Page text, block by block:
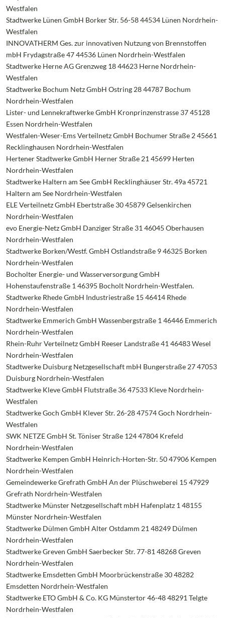
Westfalen
Stadtwerke Lünen GmbH Borker Str. 56-58 44534 Lünen Nordrhein-
Westfalen
INNOVATHERM Ges. zur innovativen Nutzung von Brennstoffen
mbH Frydagstraße 47 44536 Lünen Nordrhein-Westfalen
Stadtwerke Herne AG Grenzweg 18 44623 Herne Nordrhein-
Westfalen
Stadtwerke Bochum Netz GmbH Ostring 28 44787 Bochum
Nordrhein-Westfalen
Lister- und Lennekraftwerke GmbH Kronprinzenstrasse 37 45128
Essen Nordrhein-Westfalen
Westfalen-Weser-Ems Verteilnetz GmbH Bochumer Straße 2 45661
Recklinghausen Nordrhein-Westfalen
Hertener Stadtwerke GmbH Herner Straße 21 45699 Herten
Nordrhein-Westfalen
Stadtwerke Haltern am See GmbH Recklinghäuser Str. 49a 45721
Haltern am See Nordrhein-Westfalen
ELE Verteilnetz GmbH Ebertstraße 30 45879 Gelsenkirchen
Nordrhein-Westfalen
evo Energie-Netz GmbH Danziger Straße 31 46045 Oberhausen
Nordrhein-Westfalen
Stadtwerke Borken/Westf. GmbH Ostlandstraße 9 46325 Borken
Nordrhein-Westfalen
Bocholter Energie- und Wasserversorgung GmbH
Hohenstaufenstraße 1 46395 Bocholt Nordrhein-Westfalen.
Stadtwerke Rhede GmbH Industriestraße 15 46414 Rhede
Nordrhein-Westfalen
Stadtwerke Emmerich GmbH Wassenbergstraße 1 46446 Emmerich
Nordrhein-Westfalen
Rhein-Ruhr Verteilnetz GmbH Reeser Landstraße 41 46483 Wesel
Nordrhein-Westfalen
Stadtwerke Duisburg Netzgesellschaft mbH Bungerstraße 27 47053
Duisburg Nordrhein-Westfalen
Stadtwerke Kleve GmbH Flutstraße 36 47533 Kleve Nordrhein-
Westfalen
Stadtwerke Goch GmbH Klever Str. 26-28 47574 Goch Nordrhein-
Westfalen
SWK NETZE GmbH St. Töniser Straße 124 47804 Krefeld
Nordrhein-Westfalen
Stadtwerke Kempen GmbH Heinrich-Horten-Str. 50 47906 Kempen
Nordrhein-Westfalen
Gemeindewerke Grefrath GmbH An der Plüschweberei 15 47929
Grefrath Nordrhein-Westfalen
Stadtwerke Münster Netzgesellschaft mbH Hafenplatz 1 48155
Münster Nordrhein-Westfalen
Stadtwerke Dülmen GmbH Alter Ostdamm 21 48249 Dülmen
Nordrhein-Westfalen
Stadtwerke Greven GmbH Saerbecker Str. 77-81 48268 Greven
Nordrhein-Westfalen
Stadtwerke Emsdetten GmbH Moorbrückenstraße 30 48282
Emsdetten Nordrhein-Westfalen
Stadtwerke ETO GmbH & Co. KG Münstertor 46-48 48291 Telgte
Nordrhein-Westfalen